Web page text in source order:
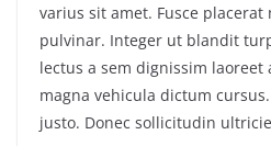
varius sit amet. Fusce
pulvinar. Integer ut blandit
lectus a sem dignissim laoreet
magna vehicula dictum
justo. Donec sollicitudin